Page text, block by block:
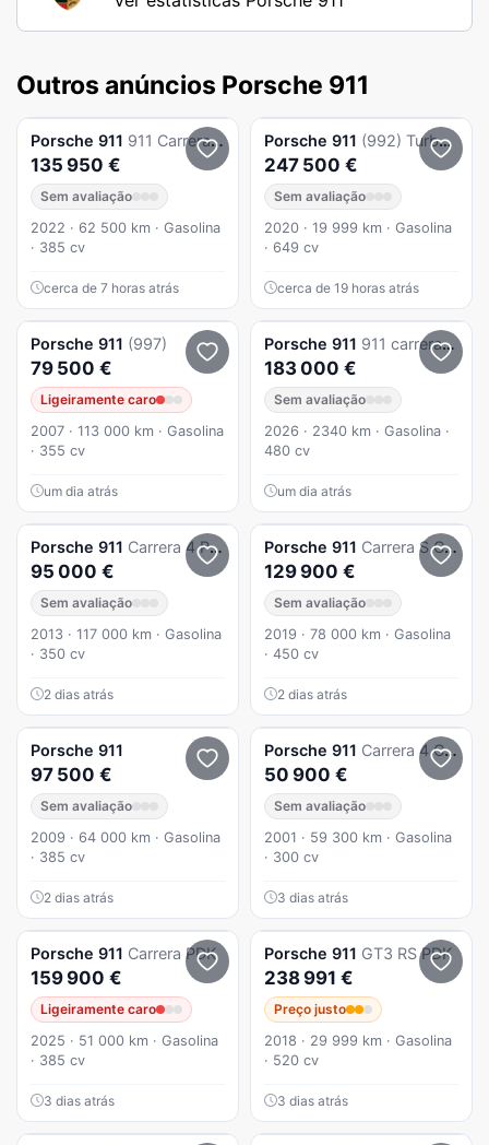
Outros anúncios Porsche 911
Porsche 911 911 Carrera Cabriolet PDK
135 950 €
Sem avaliação
2022 · 62 500 km · Gasolina
· 385 cv
cerca de 7 horas atrás
Porsche 911 (992) Turbo S PDK
247 500 €
Sem avaliação
2020 · 19 999 km · Gasolina
· 649 cv
cerca de 19 horas atrás
Porsche 911 (997)
79 500 €
Ligeiramente caro
2007 · 113 000 km · Gasolina
· 355 cv
um dia atrás
Porsche 911 911 carrera (992) Carrera S PDK
183 000 €
Sem avaliação
2026 · 2340 km · Gasolina ·
480 cv
um dia atrás
Porsche 911 Carrera 4 PDK
95 000 €
Sem avaliação
2013 · 117 000 km · Gasolina
· 350 cv
2 dias atrás
Porsche 911 Carrera S Cabriolet PDK
129 900 €
Sem avaliação
2019 · 78 000 km · Gasolina
· 450 cv
2 dias atrás
Porsche 911
97 500 €
Sem avaliação
2009 · 64 000 km · Gasolina
· 385 cv
2 dias atrás
Porsche 911 Carrera 4 Coupé
50 900 €
Sem avaliação
2001 · 59 300 km · Gasolina
· 300 cv
3 dias atrás
Porsche 911 Carrera PDK
159 900 €
Ligeiramente caro
2025 · 51 000 km · Gasolina
· 385 cv
3 dias atrás
Porsche 911 GT3 RS PDK
238 991 €
Preço justo
2018 · 29 999 km · Gasolina
· 520 cv
3 dias atrás